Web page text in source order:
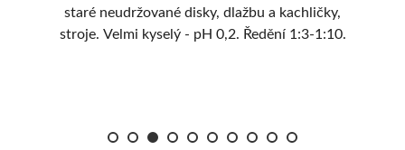
staré neudržované disky, dlažbu a kachličky,
stroje. Velmi kyselý - pH 0,2. Ředění 1:3-1:10.